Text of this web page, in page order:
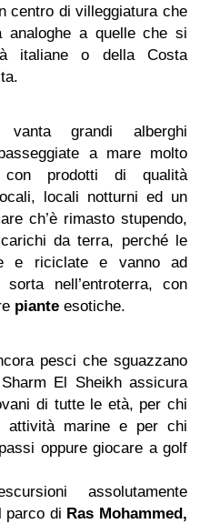
centro di villeggiatura che
analoghe a quelle che si
italiane o della Costa
grandi alberghi
a mare molto
prodotti di qualità
locali notturni ed un
ch’è rimasto stupendo,
da terra, perché le
e riciclate e vanno ad
nell’entroterra, con
piante esotiche.
pesci che sguazzano
El Sheikh assicura
di tutte le età, per chi
attività marine e per chi
oppure giocare a golf
assolutamente
parco di Ras Mohammed,